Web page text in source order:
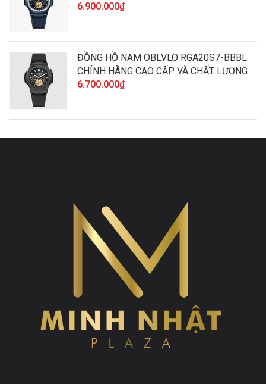
LƯỢNG
6.900.000₫
ĐỒNG HỒ NAM OBLVLO RGA20S7-BBBL
CHÍNH HÃNG CAO CẤP VÀ CHẤT LƯỢNG
6.700.000₫